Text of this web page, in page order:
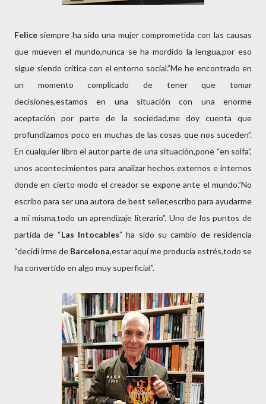
Felice siempre ha sido una mujer comprometida con las causas
que mueven el mundo,nunca se ha mordido la lengua,por eso
sigue siendo crítica con el entorno social.”Me he encontrado en
un momento complicado de tener que tomar
decisiones,estamos en una situación con una enorme
aceptación por parte de la sociedad,me doy cuenta que
profundizamos poco en muchas de las cosas que nos suceden”.
En cualquier libro el autor parte de una situación,pone “en solfa”,
unos acontecimientos para analizar hechos externos e internos
donde en cierto modo el creador se expone ante el mundo.”No
escribo para ser una autora de best seller,escribo para ayudarme
a mi misma,todo un aprendizaje literario”. Uno de los puntos de
partida de “Las Intocables” ha sido su cambio de residencia
“decidí irme de Barcelona,estar aquí me producía estrés,todo se
ha convertido en algo muy superficial”.